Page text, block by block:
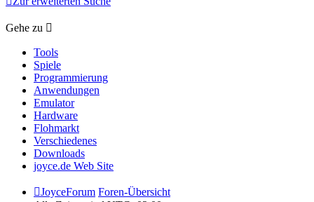
Gehe zu
Tools
Spiele
Programmierung
Anwendungen
Emulator
Hardware
Flohmarkt
Verschiedenes
Downloads
joyce.de Web Site
JoyceForum Foren-Übersicht